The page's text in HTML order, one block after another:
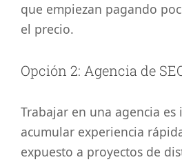
que empiezan pagando
el precio.
Opción 2: Agencia de
Trabajar en una agencia es
acumular experiencia
expuesto a proyectos de